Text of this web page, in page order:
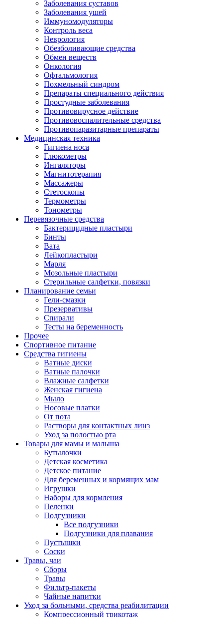
Заболевания суставов
Заболевания ушей
Иммуномодуляторы
Контроль веса
Неврология
Обезболивающие средства
Обмен веществ
Онкология
Офтальмология
Похмельный синдром
Препараты специального действия
Простудные заболевания
Противовирусное действие
Противовоспалительные средства
Противопаразитарные препараты
Медицинская техника
Гигиена носа
Глюкометры
Ингаляторы
Магнитотерапия
Массажеры
Стетоскопы
Термометры
Тонометры
Перевязочные средства
Бактерицидные пластыри
Бинты
Вата
Лейкопластыри
Марля
Мозольные пластыри
Стерильные салфетки, повязки
Планирование семьи
Гели-смазки
Презервативы
Спирали
Тесты на беременность
Прочее
Спортивное питание
Средства гигиены
Ватные диски
Ватные палочки
Влажные салфетки
Женская гигиена
Мыло
Носовые платки
От пота
Растворы для контактных линз
Уход за полостью рта
Товары для мамы и малыша
Бутылочки
Детская косметика
Детское питание
Для беременных и кормящих мам
Игрушки
Наборы для кормления
Пеленки
Подгузники
Все подгузники
Подгузники для плавания
Пустышки
Соски
Травы, чаи
Сборы
Травы
Фильтр-пакеты
Чайные напитки
Уход за больными, средства реабилитации
Компрессионный трикотаж